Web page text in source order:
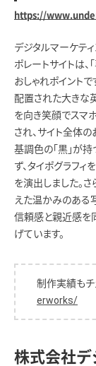
https://
デジタルマーケテ
ポレートサイトは、
おしゃれポイントで
配置された大きな
を向き笑顔でスマ
され、サイト全体
基調色の「黒」が
ず、タイポグラフ
を演出しました。
えた温かみのある
信頼感と親近感を
げています。
制作実績も
erworks/
株式会社デ